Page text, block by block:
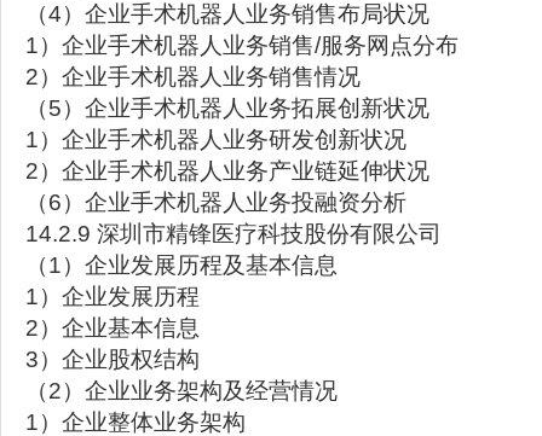
（4）企业手术机器人业务销售布局状况
1）企业手术机器人业务销售/服务网点分布
2）企业手术机器人业务销售情况
（5）企业手术机器人业务拓展创新状况
1）企业手术机器人业务研发创新状况
2）企业手术机器人业务产业链延伸状况
（6）企业手术机器人业务投融资分析
14.2.9 深圳市精锋医疗科技股份有限公司
（1）企业发展历程及基本信息
1）企业发展历程
2）企业基本信息
3）企业股权结构
（2）企业业务架构及经营情况
1）企业整体业务架构